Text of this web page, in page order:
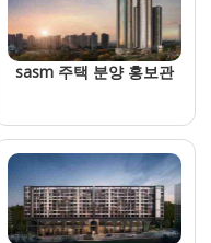
sasm 주택 분양 홍보관